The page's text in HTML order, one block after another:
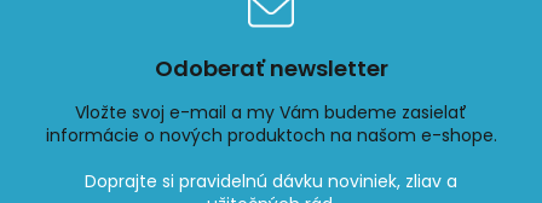
Odoberať newsletter
Vložte svoj e-mail a my Vám budeme zasielať
informácie o nových produktoch na našom e-shope.